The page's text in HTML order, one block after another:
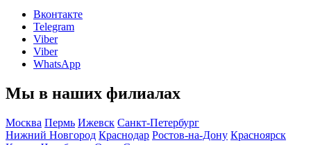
Вконтакте
Telegram
Viber
Viber
WhatsApp
Мы в наших филиалах
Москва Пермь Ижевск Санкт-Петербург
Нижний Новгород Краснодар Ростов-на-Дону Красноярск